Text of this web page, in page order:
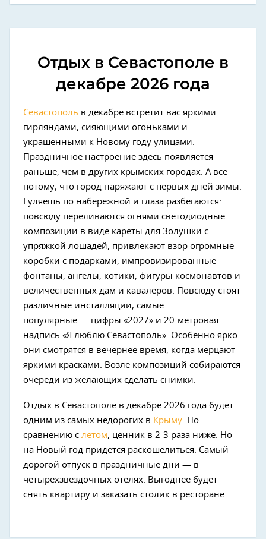
Отдых в Севастополе в
декабре 2026 года
Севастополь в декабре встретит вас яркими
гирляндами, сияющими огоньками и
украшенными к Новому году улицами.
Праздничное настроение здесь появляется
раньше, чем в других крымских городах. А все
потому, что город наряжают с первых дней зимы.
Гуляешь по набережной и глаза разбегаются:
повсюду переливаются огнями светодиодные
композиции в виде кареты для Золушки с
упряжкой лошадей, привлекают взор огромные
коробки с подарками, импровизированные
фонтаны, ангелы, котики, фигуры космонавтов и
величественных дам и кавалеров. Повсюду стоят
различные инсталляции, самые
популярные — цифры «2027» и 20-метровая
надпись «Я люблю Севастополь». Особенно ярко
они смотрятся в вечернее время, когда мерцают
яркими красками. Возле композиций собираются
очереди из желающих сделать снимки.
Отдых в Севастополе в декабре 2026 года будет
одним из самых недорогих в Крыму. По
сравнению с летом, ценник в 2-3 раза ниже. Но
на Новый год придется раскошелиться. Самый
дорогой отпуск в праздничные дни — в
четырехзвездочных отелях. Выгоднее будет
снять квартиру и заказать столик в ресторане.